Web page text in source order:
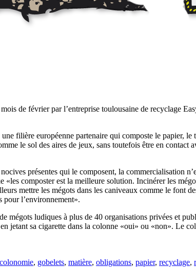
de février par l’entreprise toulousaine de recyclage
filière européenne partenaire qui composte le papier,
le sol des aires de jeux, sans toutefois être en contact
présentes qui le composent, la commercialisation
composter est la meilleure solution. Incinérer les
mettre les mégots dans les caniveaux comme le font
pour l’environnement».
mégots ludiques à plus de 40 organisations privées et
sa cigarette dans la colonne «oui» ou «non». Le
, gobelets, matière, obligations, papier, recyclage,